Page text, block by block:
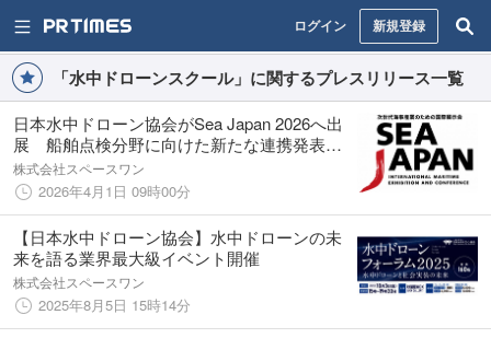
ログイン 新規登録
「水中ドローンスクール」に関するプレスリリース一覧
日本水中ドローン協会がSea Japan 2026へ出
展 船舶点検分野に向けた新たな連携発表を
予定
株式会社スペースワン
2026年4月1日 09時00分
【日本水中ドローン協会】水中ドローンの未
来を語る業界最大級イベント開催
株式会社スペースワン
2025年8月5日 15時14分